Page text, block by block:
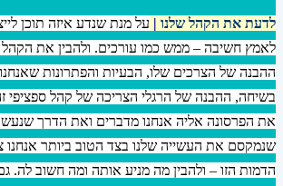
לדעת את הקהל שלנו | על מנת שנדע איזה תוכן
לאמץ חשיבה – ממש כמו עורכים. ולהבין את הקהל
ההבנה של הצרכים שלו, הבעיות והפתרונות
בשיחה, ההבנה של הרגלי הצריכה של קהל ספציפי
את הפרסונה אליה אנחנו מדברים ואת הדרך
שנמקסם את העשייה שלנו בצד הטוב ביותר אנחנו
הדמות הזו – ולהבין מה מניע אותה ומה חשוב לה.